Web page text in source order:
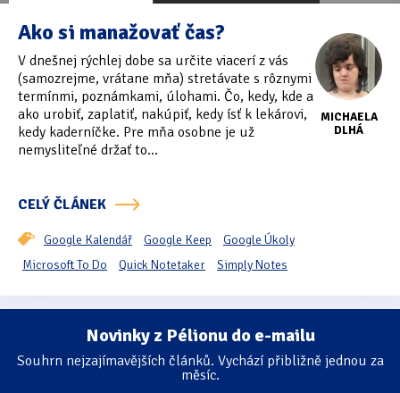
Hledání
Software(503)
Asistivní software (428)
Běžný software(284)
Tipy & triky(17)
MICHAELA
DLHÁ
Ako si manažovať čas?
V dnešnej rýchlej dobe sa určite viacerí z vás
(samozrejme, vrátane mňa) stretávate s rôznymi
termínmi, poznámkami, úlohami. Čo, kedy, kde a
ako urobiť, zaplatiť, nakúpiť, kedy ísť k lekárovi,
kedy kaderníčke. Pre mňa osobne je už
nemysliteľné držať to...
CELÝ ČLÁNEK
Google Kalendář Google Keep
Google Úkoly
Microsoft To Do
Quick Notetaker Simply Notes
Stránkování
Novinky z Pélionu do e-mailu
Souhrn nejzajímavějších článků. Vychází přibližně jednou za
měsíc.